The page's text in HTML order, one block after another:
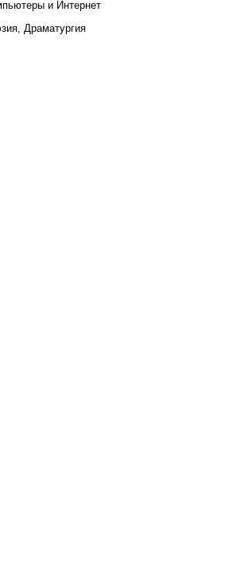
и Интернет
Драматургия